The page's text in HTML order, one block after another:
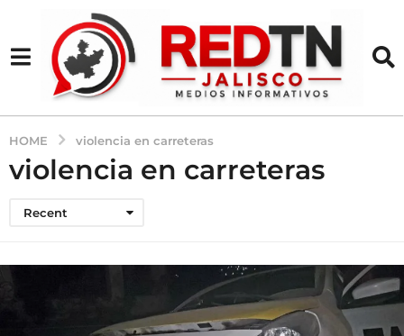
HOME violencia en carreteras
violencia en carreteras
Recent